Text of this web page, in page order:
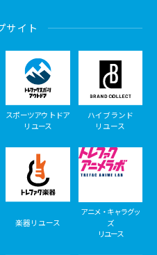
サイト
スポーツアウトドア
リユース
ハイブランド
リユース
楽器リユース
アニメ・キャラグッ
ズ
リユース